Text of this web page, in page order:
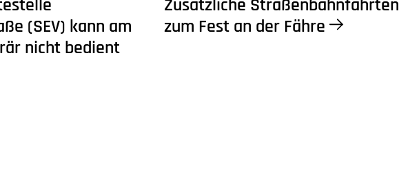
(SEV) kann am
nicht bedient
Zusätzliche Straßenbahnfahrten
zum Fest an der Fähre